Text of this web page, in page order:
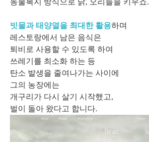
동물복지 방식으로 닭, 오리들을 키우죠.
빗물과 태양열을 최대한 활용하며
레스토랑에서 남은 음식은
퇴비로 사용할 수 있도록 하여
쓰레기를 최소화 하는 등
탄소 발생을 줄여나가는 사이에
그의 농장에는
개구리가 다시 살기 시작했고,
벌이 돌아 왔다고 합니다.